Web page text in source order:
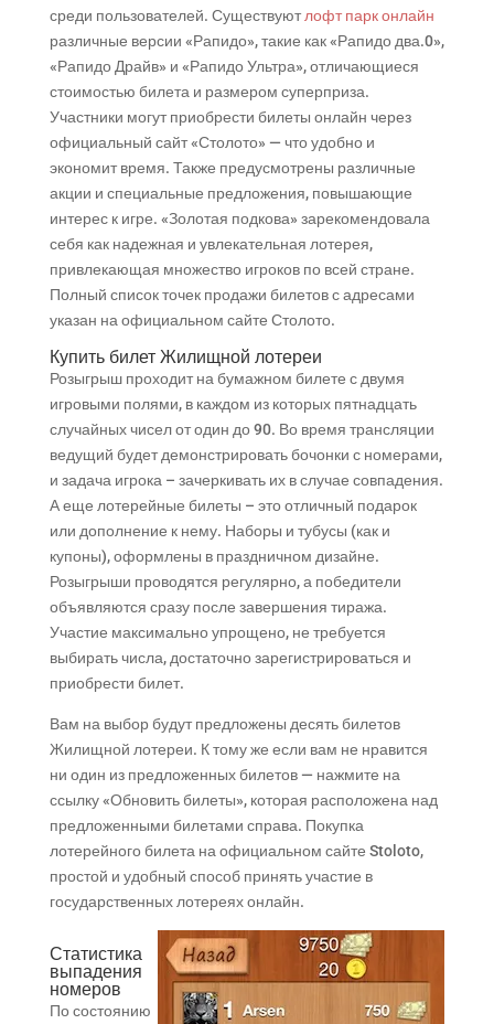
среди пользователей. Существуютлофт парк онлайн
различные версии «Рапидо», такие как «Рапидо два.0»,
«Рапидо Драйв» и «Рапидо Ультра», отличающиеся
стоимостью билета и размером суперприза.
Участники могут приобрести билеты онлайн через
официальный сайт «Столото» — что удобно и
экономит время. Также предусмотрены различные
акции и специальные предложения, повышающие
интерес к игре. «Золотая подкова» зарекомендовала
себя как надежная и увлекательная лотерея,
привлекающая множество игроков по всей стране.
Полный список точек продажи билетов с адресами
указан на официальном сайте Столото.
Купить билет Жилищной лотереи
Розыгрыш проходит на бумажном билете с двумя
игровыми полями, в каждом из которых пятнадцать
случайных чисел от один до 90. Во время трансляции
ведущий будет демонстрировать бочонки с номерами,
и задача игрока – зачеркивать их в случае совпадения.
А еще лотерейные билеты – это отличный подарок
или дополнение к нему. Наборы и тубусы (как и
купоны), оформлены в праздничном дизайне.
Розыгрыши проводятся регулярно, а победители
объявляются сразу после завершения тиража.
Участие максимально упрощено, не требуется
выбирать числа, достаточно зарегистрироваться и
приобрести билет.
Вам на выбор будут предложены десять билетов
Жилищной лотереи. К тому же если вам не нравится
ни один из предложенных билетов — нажмите на
ссылку «Обновить билеты», которая расположена над
предложенными билетами справа. Покупка
лотерейного билета на официальном сайте Stoloto,
простой и удобный способ принять участие в
государственных лотереях онлайн.
Статистика
выпадения
номеров
По состоянию